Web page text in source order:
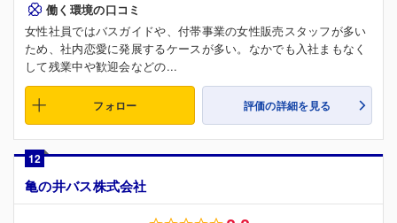
働く環境の口コミ
女性社員ではバスガイドや、付帯事業の女性販売スタッフが多い
ため、社内恋愛に発展するケースが多い。なかでも入社まもなく
して残業中や歓迎会などの...
フォロー 評価の詳細を見る
12
亀の井バス株式会社